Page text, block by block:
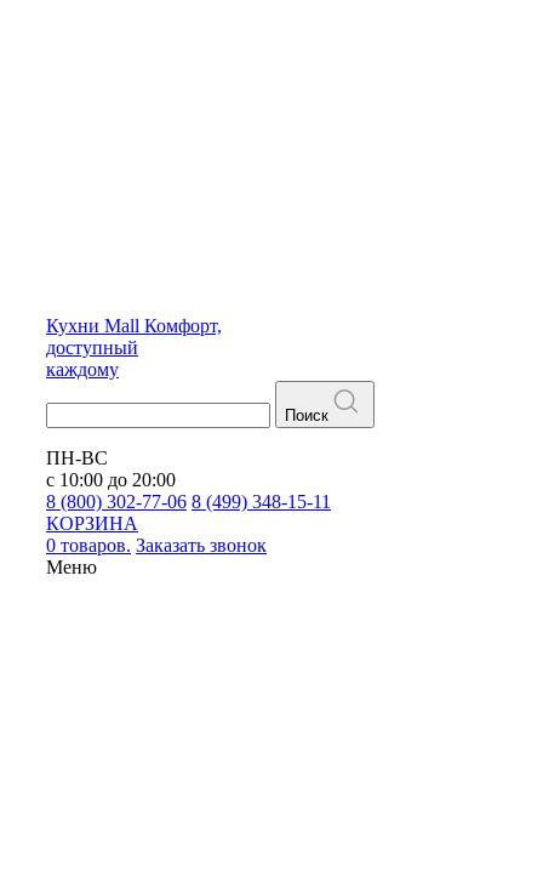
Кухни Mall Комфорт,
доступный
каждому
Поиск
ПН-ВС
с 10:00 до 20:00
8 (800) 302-77-06 8 (499) 348-15-11
КОРЗИНА
0 товаров. Заказать звонок
Меню